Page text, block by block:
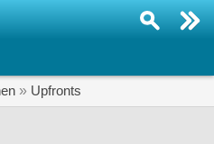
» Upfronts